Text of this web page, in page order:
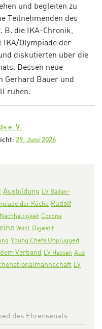
und begleiten zu
Teilnehmenden des
B. die IKA-Chronik,
IKA/Olympiade der
diskutierten über die
Dessen neue
Gerhard Bauer und
ruhen.
e. V.
29. Juni 2026
Ausbildung LV Baden-
der Köche Rudolf
Nachhaltigkeit Corona
Wahl Digestif
Young Chefs Unplugged
Verband LV Hessen Aus
LV
des Ehrensenats